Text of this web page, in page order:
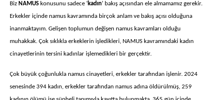
Biz NAMUS konusunu sadece ‘kadın’ bakış açısından ele almamamız gerekir.
Erkekler içinde namus kavramında birçok anlam ve bakış açısı olduğuna
inanmaktayım. Gelişen toplumun değişen namus kavramları olduğu
muhakkak. Çok sıklıkla erkeklerin işledikleri, NAMUS kavramındaki kadın
cinayetlerinin tersini kadınlar işlemedikleri bir gerçektir.
Çok büyük çoğunlukla namus cinayetleri, erkekler tarafından işlenir. 2024
senesinde 394 kadın, erkekler tarafından namus adına öldürülmüş, 259